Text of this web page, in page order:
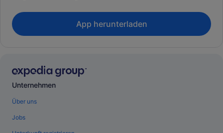
App herunterladen
Unternehmen
Über uns
Jobs